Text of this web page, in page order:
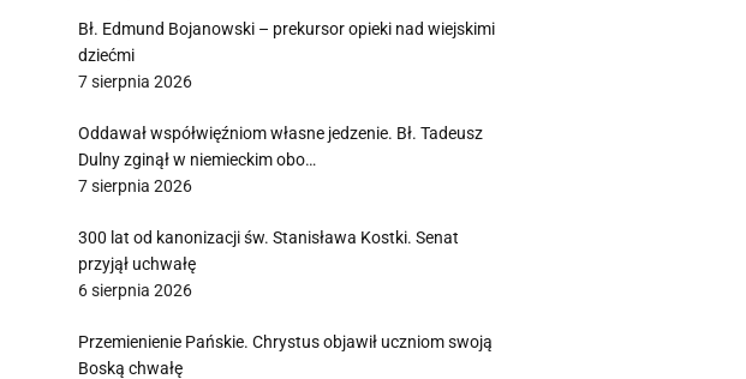
Bł. Edmund Bojanowski – prekursor opieki nad wiejskimi
dziećmi
7 sierpnia 2026
Oddawał współwięźniom własne jedzenie. Bł. Tadeusz
Dulny zginął w niemieckim obo…
7 sierpnia 2026
300 lat od kanonizacji św. Stanisława Kostki. Senat
przyjął uchwałę
6 sierpnia 2026
Przemienienie Pańskie. Chrystus objawił uczniom swoją
Boską chwałę